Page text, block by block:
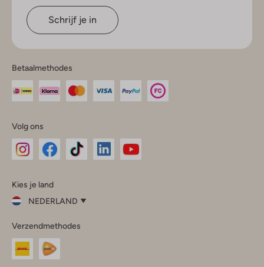
Schrijf je in
Betaalmethodes
Volg ons
InstagramFacebook
Kies je land
NEDERLAND
je
land
Nederland
Verzendmethodes